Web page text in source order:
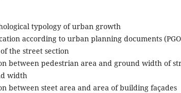
typology of urban growth
according to urban planning documents
the street section
between pedestrian area and ground width of
width
between steet area and area of building façades